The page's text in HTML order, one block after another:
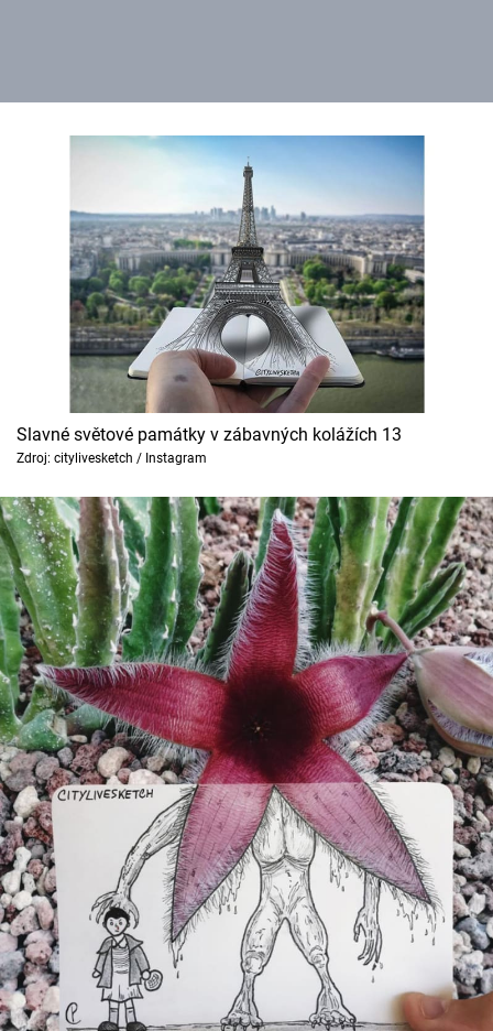
Slavné světové památky v zábavných kolážích 13
Zdroj: citylivesketch / Instagram